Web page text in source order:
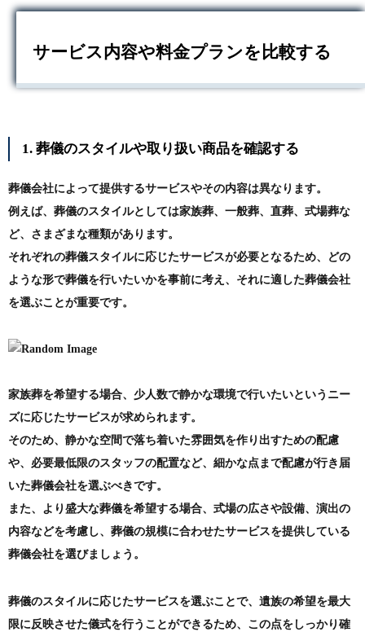
サービス内容や料金プランを比較する
1. 葬儀のスタイルや取り扱い商品を確認する
葬儀会社によって提供するサービスやその内容は異なります。
例えば、葬儀のスタイルとしては家族葬、一般葬、直葬、式場葬な
ど、さまざまな種類があります。
それぞれの葬儀スタイルに応じたサービスが必要となるため、どの
ような形で葬儀を行いたいかを事前に考え、それに適した葬儀会社
を選ぶことが重要です。
家族葬を希望する場合、少人数で静かな環境で行いたいというニー
ズに応じたサービスが求められます。
そのため、静かな空間で落ち着いた雰囲気を作り出すための配慮
や、必要最低限のスタッフの配置など、細かな点まで配慮が行き届
いた葬儀会社を選ぶべきです。
また、より盛大な葬儀を希望する場合、式場の広さや設備、演出の
内容などを考慮し、葬儀の規模に合わせたサービスを提供している
葬儀会社を選びましょう。
葬儀のスタイルに応じたサービスを選ぶことで、遺族の希望を最大
限に反映させた儀式を行うことができるため、この点をしっかり確